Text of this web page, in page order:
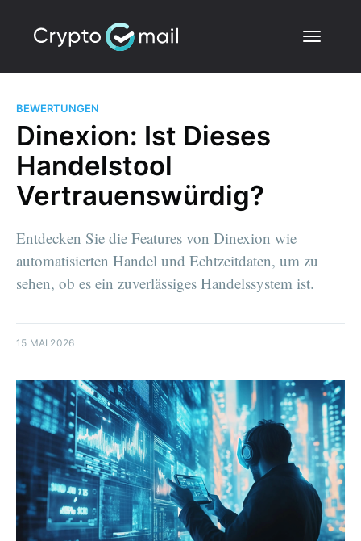
BEWERTUNGEN
Dinexion: Ist Dieses
Handelstool
Vertrauenswürdig?
Entdecken Sie die Features von Dinexion wie
automatisierten Handel und Echtzeitdaten, um zu
sehen, ob es ein zuverlässiges Handelssystem ist.
15 MAI 2026